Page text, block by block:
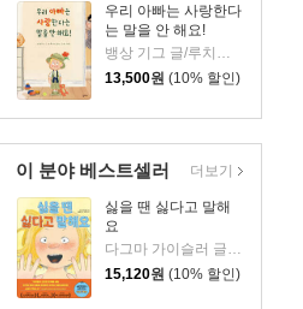
우리 아빠는 사랑한다
는 말을 안 해요!
뱅상 기그 글/루치아노 로자노 그림/이세진 역
13,500원 (10% 할인)
이 분야 베스트셀러
싫을 땐 싫다고 말해
요
다그마 가이슬러 글/박소영 역
15,120원 (10% 할인)
더보기